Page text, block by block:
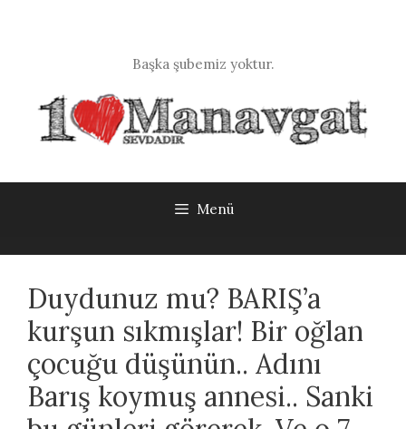
Başka şubemiz yoktur.
Menü
Duydunuz mu? BARIŞ’a
kurşun sıkmışlar! Bir oğlan
çocuğu düşünün.. Adını
Barış koymuş annesi.. Sanki